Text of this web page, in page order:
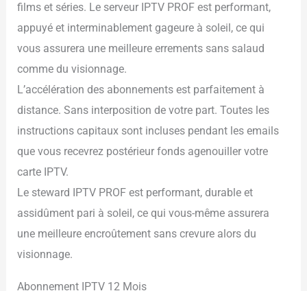
films et séries. Le serveur IPTV PROF est performant,
appuyé et interminablement gageure à soleil, ce qui
vous assurera une meilleure errements sans salaud
comme du visionnage.
L’accélération des abonnements est parfaitement à
distance. Sans interposition de votre part. Toutes les
instructions capitaux sont incluses pendant les emails
que vous recevrez postérieur fonds agenouiller votre
carte IPTV.
Le steward IPTV PROF est performant, durable et
assidûment pari à soleil, ce qui vous-même assurera
une meilleure encroûtement sans crevure alors du
visionnage.
Abonnement IPTV 12 Mois